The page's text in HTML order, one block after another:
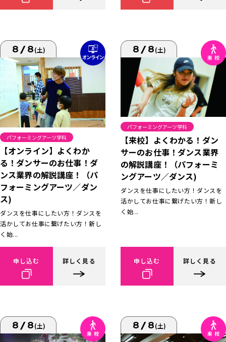
8/8(土)
パフォーミングアーツ学科
【オンライン】よくわか
る！ダンサーのお仕事！ダ
ンス業界の解説講座！（パ
フォーミングアーツ／ダン
ス)
ダンスを仕事にしたい方！ダンスを
活かしてお仕事に繋げたい方！新し
く始...
申し込む 詳しく見る
8/8(土)
パフォーミングアーツ学科
【来校】よくわかる！ダン
サーのお仕事！ダンス業界
の解説講座！（パフォーミ
ングアーツ／ダンス)
ダンスを仕事にしたい方！ダンスを
活かしてお仕事に繋げたい方！新し
く始...
申し込む 詳しく見る
8/8(土) 8/8(土)